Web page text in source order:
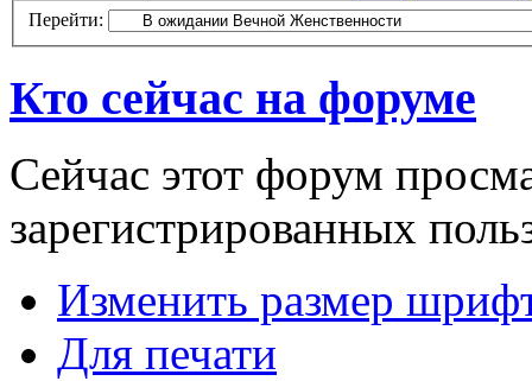
Перейти:
Кто сейчас на форуме
Сейчас этот форум
зарегистрированных
Изменить размер
Для печати